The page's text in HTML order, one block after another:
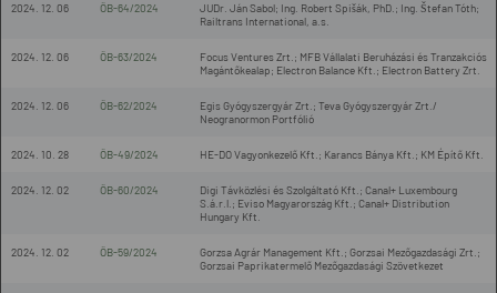
2024. 12. 06 ÖB-64/2024
JUDr. Ján Sabol; Ing. Robert Spišák, PhD.; Ing. Štefan Tóth;
Railtrans International, a.s.
2024. 12. 06 ÖB-63/2024
Focus Ventures Zrt.; MFB Vállalati Beruházási és Tranzakciós
Magántőkealap; Electron Balance Kft.; Electron Battery Zrt.
2024. 12. 06 ÖB-62/2024
Egis Gyógyszergyár Zrt.; Teva Gyógyszergyár Zrt./
Neogranormon Portfólió
2024. 10. 28 ÖB-49/2024 HE-DO Vagyonkezelő Kft.; Karancs Bánya Kft.; KM Építő Kft.
2024. 12. 02 ÖB-60/2024
Digi Távközlési és Szolgáltató Kft.; Canal+ Luxembourg
S.á.r.l.; Eviso Magyarország Kft.; Canal+ Distribution
Hungary Kft.
2024. 12. 02 ÖB-59/2024
Gorzsa Agrár Management Kft.; Gorzsai Mezőgazdasági Zrt.;
Gorzsai Paprikatermelő Mezőgazdasági Szövetkezet